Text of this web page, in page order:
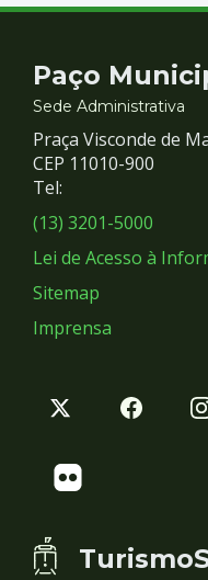
Contato
e
Redes
Sociais
Paço
Sede Administrativa
Praça Visconde de
CEP 11010-900
Tel:
(13) 3201-5000
Lei de Acesso à
Sitemap
Imprensa